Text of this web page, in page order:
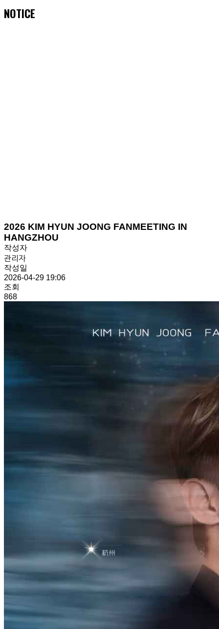
NOTICE
2026 KIM HYUN JOONG FANMEETING IN
HANGZHOU
작성자
관리자
작성일
2026-04-29 19:06
조회
868